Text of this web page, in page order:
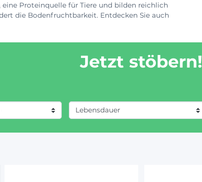
Proteinquelle für Tiere und bilden reichlich
die Bodenfruchtbarkeit. Entdecken Sie auch
Jetzt stöbern!